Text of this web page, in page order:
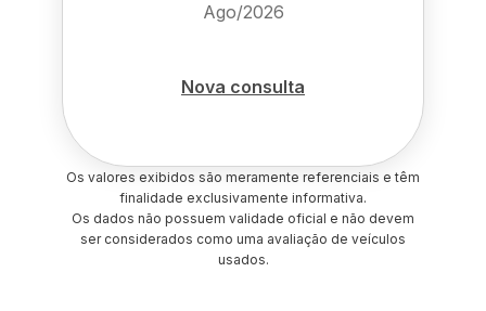
Ago/2026
Nova consulta
Os valores exibidos são meramente referenciais e têm
finalidade exclusivamente informativa.
Os dados não possuem validade oficial e não devem
ser considerados como uma avaliação de veículos
usados.